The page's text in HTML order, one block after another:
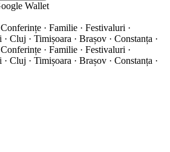
Wallet
· Familie · Festivaluri ·
Cluj · Timișoara · Brașov · Constanța ·
· Familie · Festivaluri ·
Cluj · Timișoara · Brașov · Constanța ·